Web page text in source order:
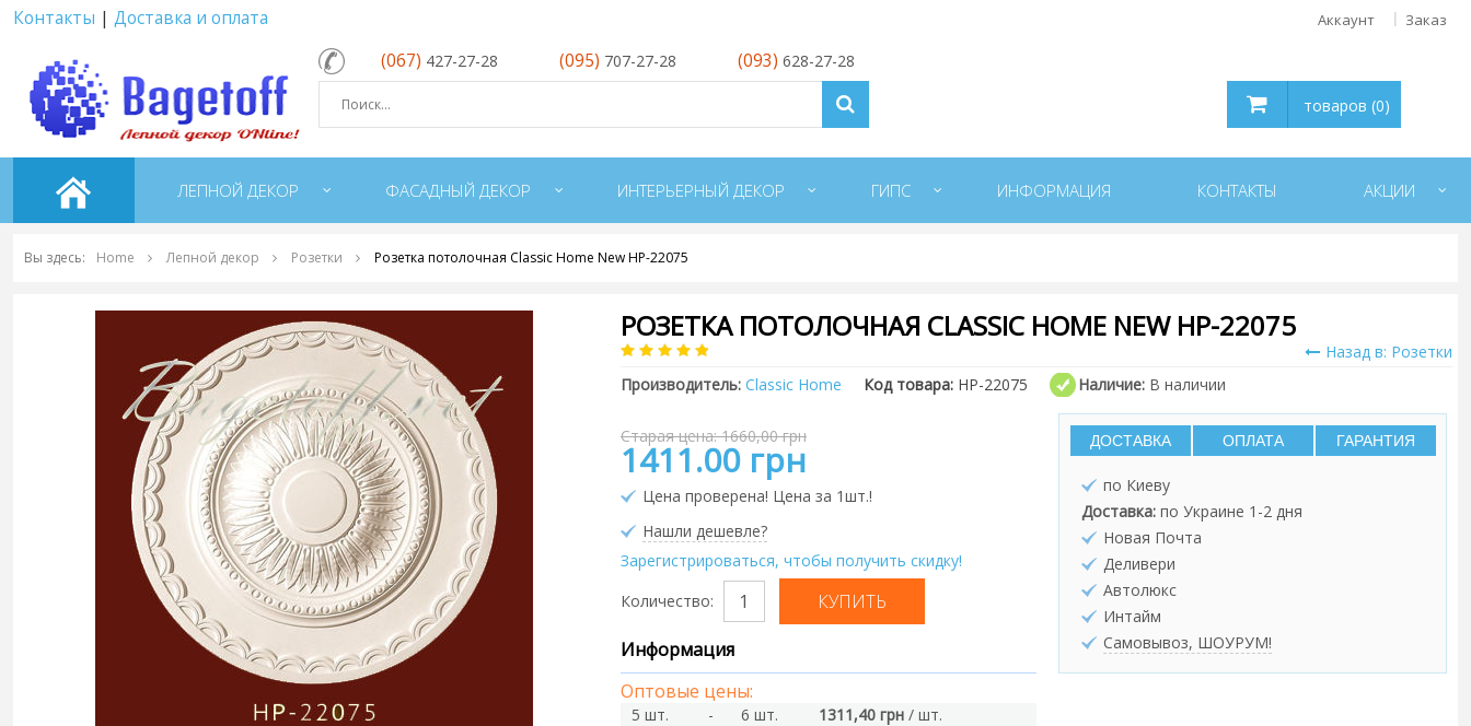
Контакты | Доставка и оплата Аккаунт Заказ
(067) 427-27-28 (095) 707-27-28 (093) 628-27-28
товаров (0)
ЛЕПНОЙ ДЕКОР ФАСАДНЫЙ ДЕКОР ИНТЕРЬЕРНЫЙ ДЕКОР ГИПС ИНФОРМАЦИЯ КОНТАКТЫ АКЦИИ
Вы здесь: Home Лепной декор Розетки Розетка потолочная Classic Home New HP-22075
РОЗЕТКА ПОТОЛОЧНАЯ CLASSIC HOME NEW HP-22075
Назад в: Розетки
Производитель: Classic Home Код товара: HP-22075 Наличие: В наличии
Старая цена: 1660,00 грн
1411.00 грн
Цена проверена! Цена за 1шт.!
Нашли дешевле?
Зарегистрироваться, чтобы получить скидку!
Количество:
Информация
Оптовые цены:
5 шт. - 6 шт. 1311,40 грн / шт.
ДОСТАВКА ОПЛАТА ГАРАНТИЯ
по Киеву
Доставка: по Украине 1-2 дня
Новая Почта
Деливери
Автолюкс
Интайм
Самовывоз, ШОУРУМ!